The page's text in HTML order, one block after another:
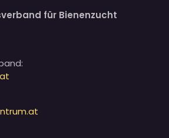
für Bienenzucht